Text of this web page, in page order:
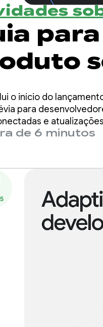
o início do
para
e
Drop de junho.
de 6 minutos